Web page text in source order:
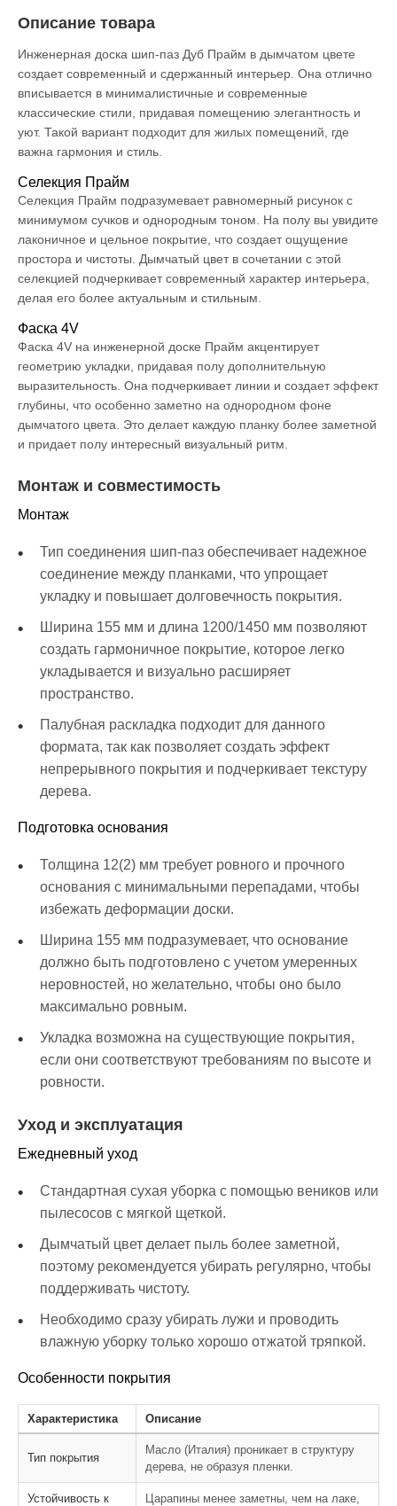
Описание товара
Инженерная доска шип-паз Дуб Прайм в дымчатом цвете
создает современный и сдержанный интерьер. Она отлично
вписывается в минималистичные и современные
классические стили, придавая помещению элегантность и
уют. Такой вариант подходит для жилых помещений, где
важна гармония и стиль.
Селекция Прайм
Селекция Прайм подразумевает равномерный рисунок с
минимумом сучков и однородным тоном. На полу вы увидите
лаконичное и цельное покрытие, что создает ощущение
простора и чистоты. Дымчатый цвет в сочетании с этой
селекцией подчеркивает современный характер интерьера,
делая его более актуальным и стильным.
Фаска 4V
Фаска 4V на инженерной доске Прайм акцентирует
геометрию укладки, придавая полу дополнительную
выразительность. Она подчеркивает линии и создает эффект
глубины, что особенно заметно на однородном фоне
дымчатого цвета. Это делает каждую планку более заметной
и придает полу интересный визуальный ритм.
Монтаж и совместимость
Монтаж
Тип соединения шип-паз обеспечивает надежное
соединение между планками, что упрощает
укладку и повышает долговечность покрытия.
Ширина 155 мм и длина 1200/1450 мм позволяют
создать гармоничное покрытие, которое легко
укладывается и визуально расширяет
пространство.
Палубная раскладка подходит для данного
формата, так как позволяет создать эффект
непрерывного покрытия и подчеркивает текстуру
дерева.
Подготовка основания
Толщина 12(2) мм требует ровного и прочного
основания с минимальными перепадами, чтобы
избежать деформации доски.
Ширина 155 мм подразумевает, что основание
должно быть подготовлено с учетом умеренных
неровностей, но желательно, чтобы оно было
максимально ровным.
Укладка возможна на существующие покрытия,
если они соответствуют требованиям по высоте и
ровности.
Уход и эксплуатация
Ежедневный уход
Стандартная сухая уборка с помощью веников или
пылесосов с мягкой щеткой.
Дымчатый цвет делает пыль более заметной,
поэтому рекомендуется убирать регулярно, чтобы
поддерживать чистоту.
Необходимо сразу убирать лужи и проводить
влажную уборку только хорошо отжатой тряпкой.
Особенности покрытия
Характеристика Описание
Тип покрытия
Масло (Италия) проникает в структуру
дерева, не образуя пленки.
Устойчивость к Царапины менее заметны, чем на лаке,